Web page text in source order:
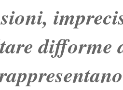
difforme